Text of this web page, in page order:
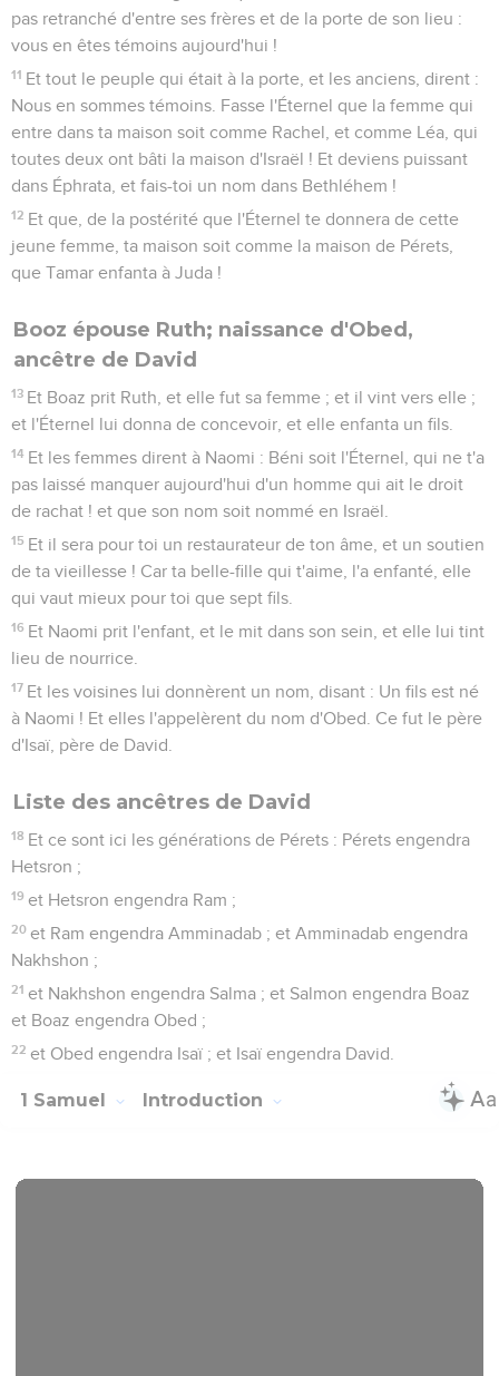
pas retranché d'entre ses frères et de la porte de son lieu :
vous en êtes témoins aujourd'hui !
11 Et tout le peuple qui était à la porte, et les anciens, dirent :
Nous en sommes témoins. Fasse l'Éternel que la femme qui
entre dans ta maison soit comme Rachel, et comme Léa, qui
toutes deux ont bâti la maison d'Israël ! Et deviens puissant
dans Éphrata, et fais-toi un nom dans Bethléhem !
12 Et que, de la postérité que l'Éternel te donnera de cette
jeune femme, ta maison soit comme la maison de Pérets,
que Tamar enfanta à Juda !
Booz épouse Ruth; naissance d'Obed,
ancêtre de David
13 Et Boaz prit Ruth, et elle fut sa femme ; et il vint vers elle ;
et l'Éternel lui donna de concevoir, et elle enfanta un fils.
14 Et les femmes dirent à Naomi : Béni soit l'Éternel, qui ne t'a
pas laissé manquer aujourd'hui d'un homme qui ait le droit
de rachat ! et que son nom soit nommé en Israël.
15 Et il sera pour toi un restaurateur de ton âme, et un soutien
de ta vieillesse ! Car ta belle-fille qui t'aime, l'a enfanté, elle
qui vaut mieux pour toi que sept fils.
16 Et Naomi prit l'enfant, et le mit dans son sein, et elle lui tint
lieu de nourrice.
17 Et les voisines lui donnèrent un nom, disant : Un fils est né
à Naomi ! Et elles l'appelèrent du nom d'Obed. Ce fut le père
d'Isaï, père de David.
Liste des ancêtres de David
18 Et ce sont ici les générations de Pérets : Pérets engendra
Hetsron ;
19 et Hetsron engendra Ram ;
20 et Ram engendra Amminadab ; et Amminadab engendra
Nakhshon ;
21 et Nakhshon engendra Salma ; et Salmon engendra Boaz
et Boaz engendra Obed ;
22 et Obed engendra Isaï ; et Isaï engendra David.
1 Samuel Introduction